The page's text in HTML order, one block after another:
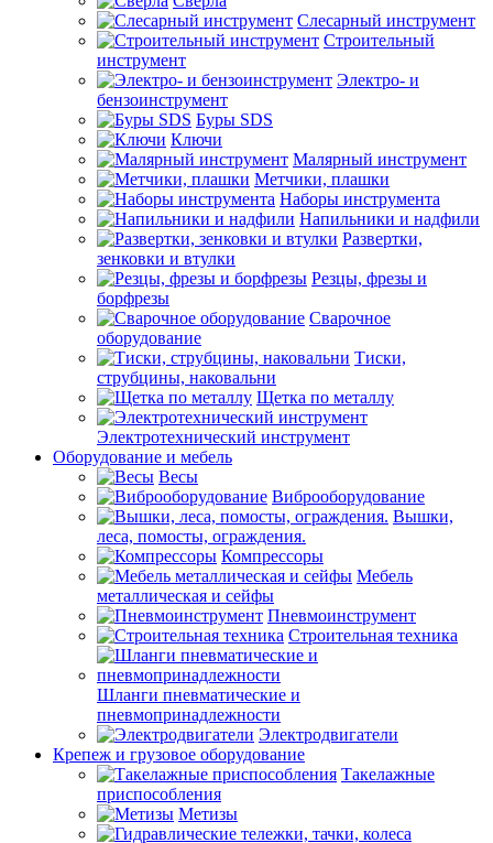
Слесарный инструмент
Строительный
инструмент
Электро- и
бензоинструмент
Буры SDS
Ключи
Малярный инструмент
Метчики, плашки
Наборы инструмента
Напильники и надфили
Развертки,
зенковки и втулки
Резцы, фрезы и
борфрезы
Сварочное
оборудование
Тиски,
струбцины, наковальни
Щетка по металлу
Электротехнический инструмент
Оборудование и мебель
Весы
Виброоборудование
Вышки,
леса, помосты, ограждения.
Компрессоры
Мебель
металлическая и сейфы
Пневмоинструмент
Строительная техника
Шланги пневматические и
пневмопринадлежности
Электродвигатели
Крепеж и грузовое оборудование
Такелажные
приспособления
Метизы